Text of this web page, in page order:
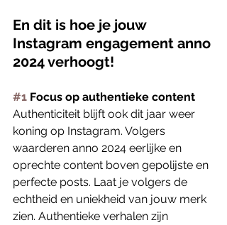
En dit is hoe je jouw
Instagram engagement anno
2024 verhoogt!
#1 Focus op authentieke content
Authenticiteit blijft ook dit jaar weer
koning op Instagram. Volgers
waarderen anno 2024 eerlijke en
oprechte content boven gepolijste en
perfecte posts. Laat je volgers de
echtheid en uniekheid van jouw merk
zien. Authentieke verhalen zijn